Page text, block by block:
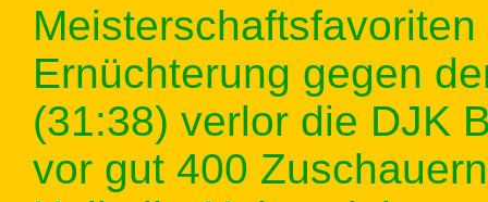
Ernüchterung gegen
(31:38) verlor die DJK
vor gut 400